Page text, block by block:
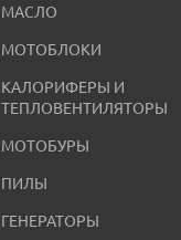
МАСЛО
МОТОБЛОКИ
КАЛОРИФЕРЫ И
ТЕПЛОВЕНТИЛЯТОРЫ
МОТОБУРЫ
ПИЛЫ
ГЕНЕРАТОРЫ